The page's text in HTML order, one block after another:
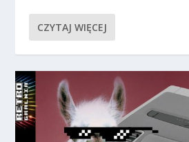
CZYTAJ WIĘCEJ